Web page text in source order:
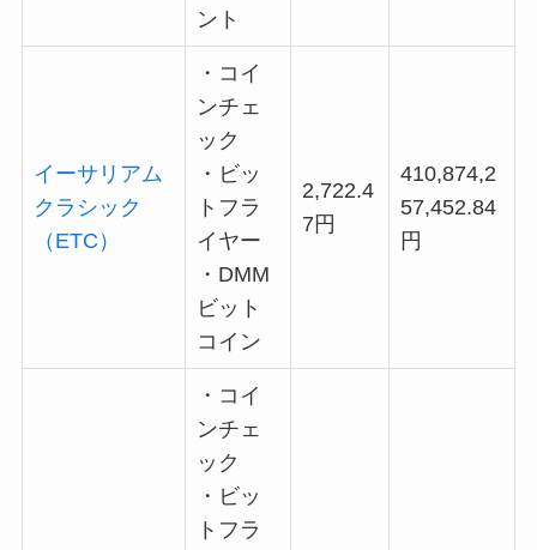
ント
イーサリアム
クラシック
（ETC）
・コイ
ンチェ
ック
・ビッ
トフラ
イヤー
・DMM
ビット
コイン
2,722.4
7円
410,874,2
57,452.84
円
・コイ
ンチェ
ック
・ビッ
トフラ